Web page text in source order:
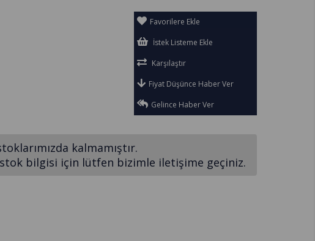
Favorilere Ekle
İstek Listeme Ekle
Karşılaştır
Fiyat Düşünce Haber Ver
Gelince Haber Ver
kalmamıştır.
bilgisi için lütfen bizimle iletişime geçiniz.